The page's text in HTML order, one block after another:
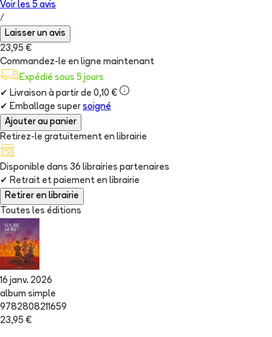
Voir les 5 avis
/
Laisser un avis
23,95 €
Commandez-le en ligne maintenant
Expédié sous 5 jours
✔ Livraison à partir de 0,10 €
✔ Emballage super soigné
Ajouter au panier
Retirez-le gratuitement en librairie
Disponible dans 36 librairies partenaires
✔ Retrait et paiement en librairie
Retirer en librairie
Toutes les éditions
16 janv. 2026
album simple
9782808211659
23,95 €